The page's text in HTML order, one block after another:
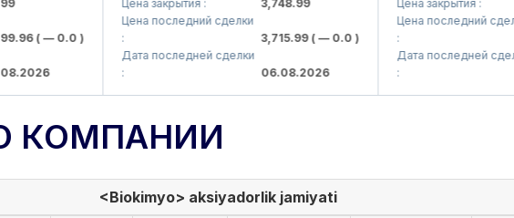
( — 0.0 )
Цена закрытия :
3,748.99
Цена последний сделки
3,715.99( — 0.0 )
Дата последней сделки
06.08.2026
Цена закрытия :
Цена последний сделки
Дата последней сделки
КОМПАНИИ
<Biokimyo> aksiyadorlik jamiyati